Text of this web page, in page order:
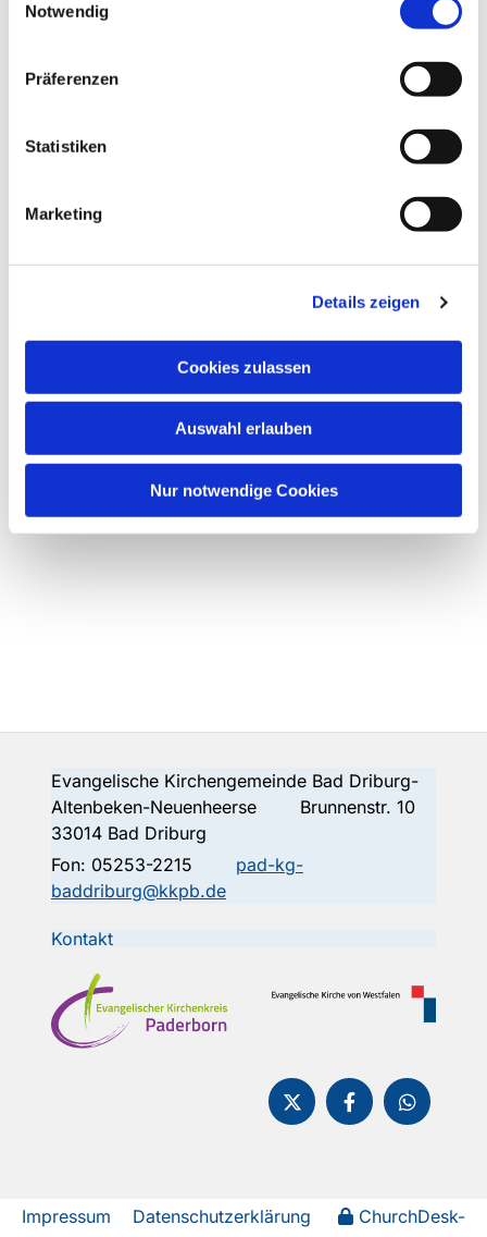
Notwendig
Präferenzen
Statistiken
Marketing
Details zeigen
Cookies zulassen
Auswahl erlauben
Nur notwendige Cookies
Dies könnte Sie auch
Evangelische Kirchengemeinde Bad Driburg-
Altenbeken-Neuenheerse Brunnenstr. 10
33014 Bad Driburg
Fon: 05253-2215
pad-kg-
baddriburg@kkpb.de
Kontakt
Impressum Datenschutzerklärung ChurchDesk-